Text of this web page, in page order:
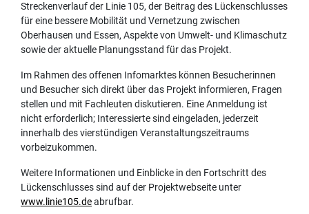
Streckenverlauf der Linie 105, der Beitrag des Lückenschlusses
für eine bessere Mobilität und Vernetzung zwischen
Oberhausen und Essen, Aspekte von Umwelt- und Klimaschutz
sowie der aktuelle Planungsstand für das Projekt.
Im Rahmen des offenen Infomarktes können Besucherinnen
und Besucher sich direkt über das Projekt informieren, Fragen
stellen und mit Fachleuten diskutieren. Eine Anmeldung ist
nicht erforderlich; Interessierte sind eingeladen, jederzeit
innerhalb des vierstündigen Veranstaltungszeitraums
vorbeizukommen.
Weitere Informationen und Einblicke in den Fortschritt des
Lückenschlusses sind auf der Projektwebseite unter
www.linie105.deabrufbar.